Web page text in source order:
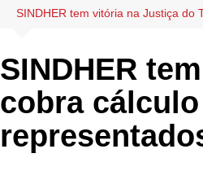
Filiação
SINDHER tem vitória na Justiça do
SINDHER
cobra